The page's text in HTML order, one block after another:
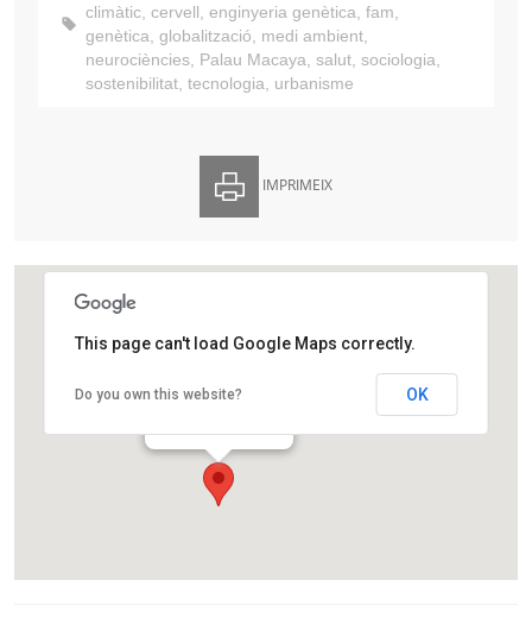
climàtic, cervell, enginyeria genètica, fam,
genètica, globalització, medi ambient,
neurociències, Palau Macaya, salut, sociologia,
sostenibilitat, tecnologia, urbanisme
IMPRIMEIX
Ateneu Barcelonès
Carrer Canuda, 6
This page can't load Google Maps correctly.
Do you own this website? OK